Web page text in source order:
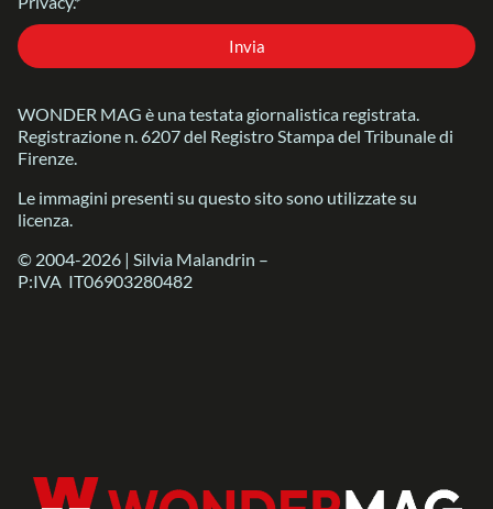
Invia
WONDER MAG è una testata giornalistica registrata.
Registrazione n. 6207 del Registro Stampa del Tribunale di
Firenze.
Le immagini presenti su questo sito sono utilizzate su
licenza.
© 2004-2026 | Silvia Malandrin –
P:IVA IT06903280482